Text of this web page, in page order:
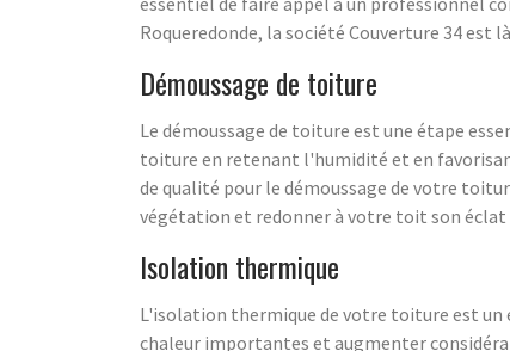
Roqueredonde, la société Couverture 34 est
Démoussage de toiture
Le démoussage de toiture est une étape
toiture en retenant l'humidité et en
de qualité pour le démoussage de votre
végétation et redonner à votre toit son éclat
Isolation thermique
L'isolation thermique de votre toiture est un
chaleur importantes et augmenter